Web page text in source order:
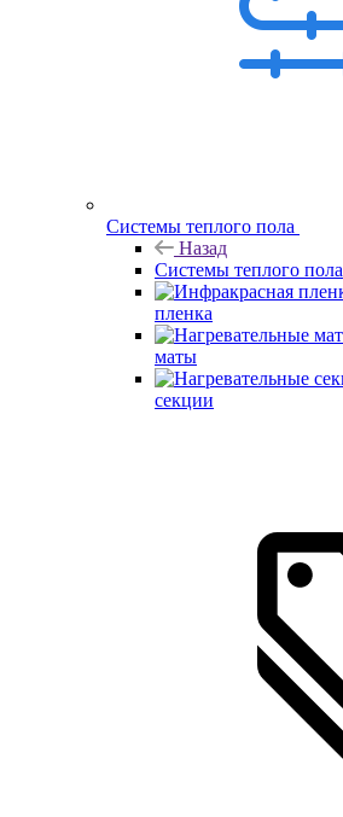
Системы теплого пола
Назад
Системы теплого пола
пленка
маты
секции